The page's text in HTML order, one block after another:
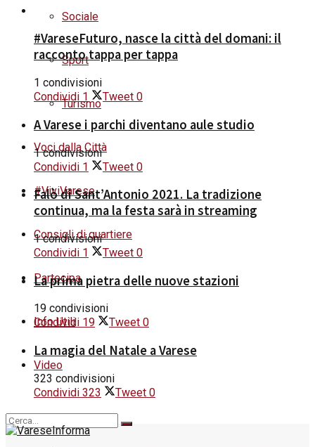
Sociale
Sport
Turismo
Voci dalla Città
#ViviVarese
Consigli di quartiere
Partecipa
Info Utili
Video
#VareseFuturo, nasce la città del domani: il
racconto tappa per tappa
1 condivisioni
Condividi 1 Tweet 0
A Varese i parchi diventano aule studio
1 condivisioni
Condividi 1 Tweet 0
Falò di Sant’Antonio 2021. La tradizione
continua, ma la festa sarà in streaming
1 condivisioni
Condividi 1 Tweet 0
La prima pietra delle nuove stazioni
19 condivisioni
Condividi 19 Tweet 0
La magia del Natale a Varese
323 condivisioni
Condividi 323 Tweet 0